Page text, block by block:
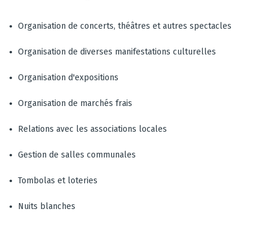
Organisation de concerts, théâtres et autres spectacles
Organisation de diverses manifestations culturelles
Organisation d'expositions
Organisation de marchés frais
Relations avec les associations locales
Gestion de salles communales
Tombolas et loteries
Nuits blanches